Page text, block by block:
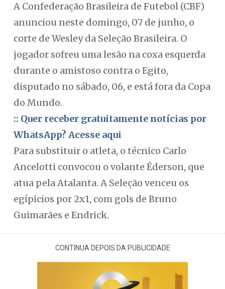
A Confederação Brasileira de Futebol (CBF)
anunciou neste domingo, 07 de junho, o
corte de Wesley da Seleção Brasileira. O
jogador sofreu uma lesão na coxa esquerda
durante o amistoso contra o Egito,
disputado no sábado, 06, e está fora da Copa
do Mundo.
:: Quer receber gratuitamente notícias por
WhatsApp? Acesse aqui
Para substituir o atleta, o técnico Carlo
Ancelotti convocou o volante Éderson, que
atua pela Atalanta. A Seleção venceu os
egípicios por 2x1, com gols de Bruno
Guimarães e Endrick.
CONTINUA DEPOIS DA PUBLICIDADE